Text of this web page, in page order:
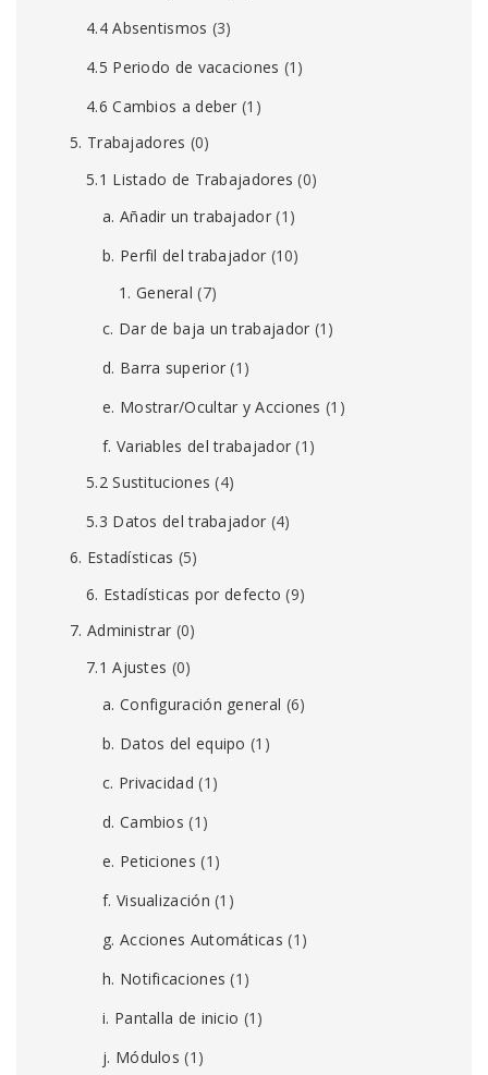
4.4 Absentismos (3)
4.5 Periodo de vacaciones (1)
4.6 Cambios a deber (1)
5. Trabajadores (0)
5.1 Listado de Trabajadores (0)
a. Añadir un trabajador(1)
b. Perfil del trabajador (10)
1. General (7)
c. Dar de baja un trabajador (1)
d. Barra superior (1)
e. Mostrar/Ocultar y Acciones (1)
f. Variables del trabajador (1)
5.2 Sustituciones (4)
5.3 Datos del trabajador (4)
6. Estadísticas (5)
6. Estadísticas por defecto (9)
7. Administrar (0)
7.1 Ajustes (0)
a. Configuración general (6)
b. Datos del equipo (1)
c. Privacidad (1)
d. Cambios (1)
e. Peticiones (1)
f. Visualización (1)
g. Acciones Automáticas (1)
h. Notificaciones (1)
i. Pantalla de inicio (1)
j. Módulos (1)